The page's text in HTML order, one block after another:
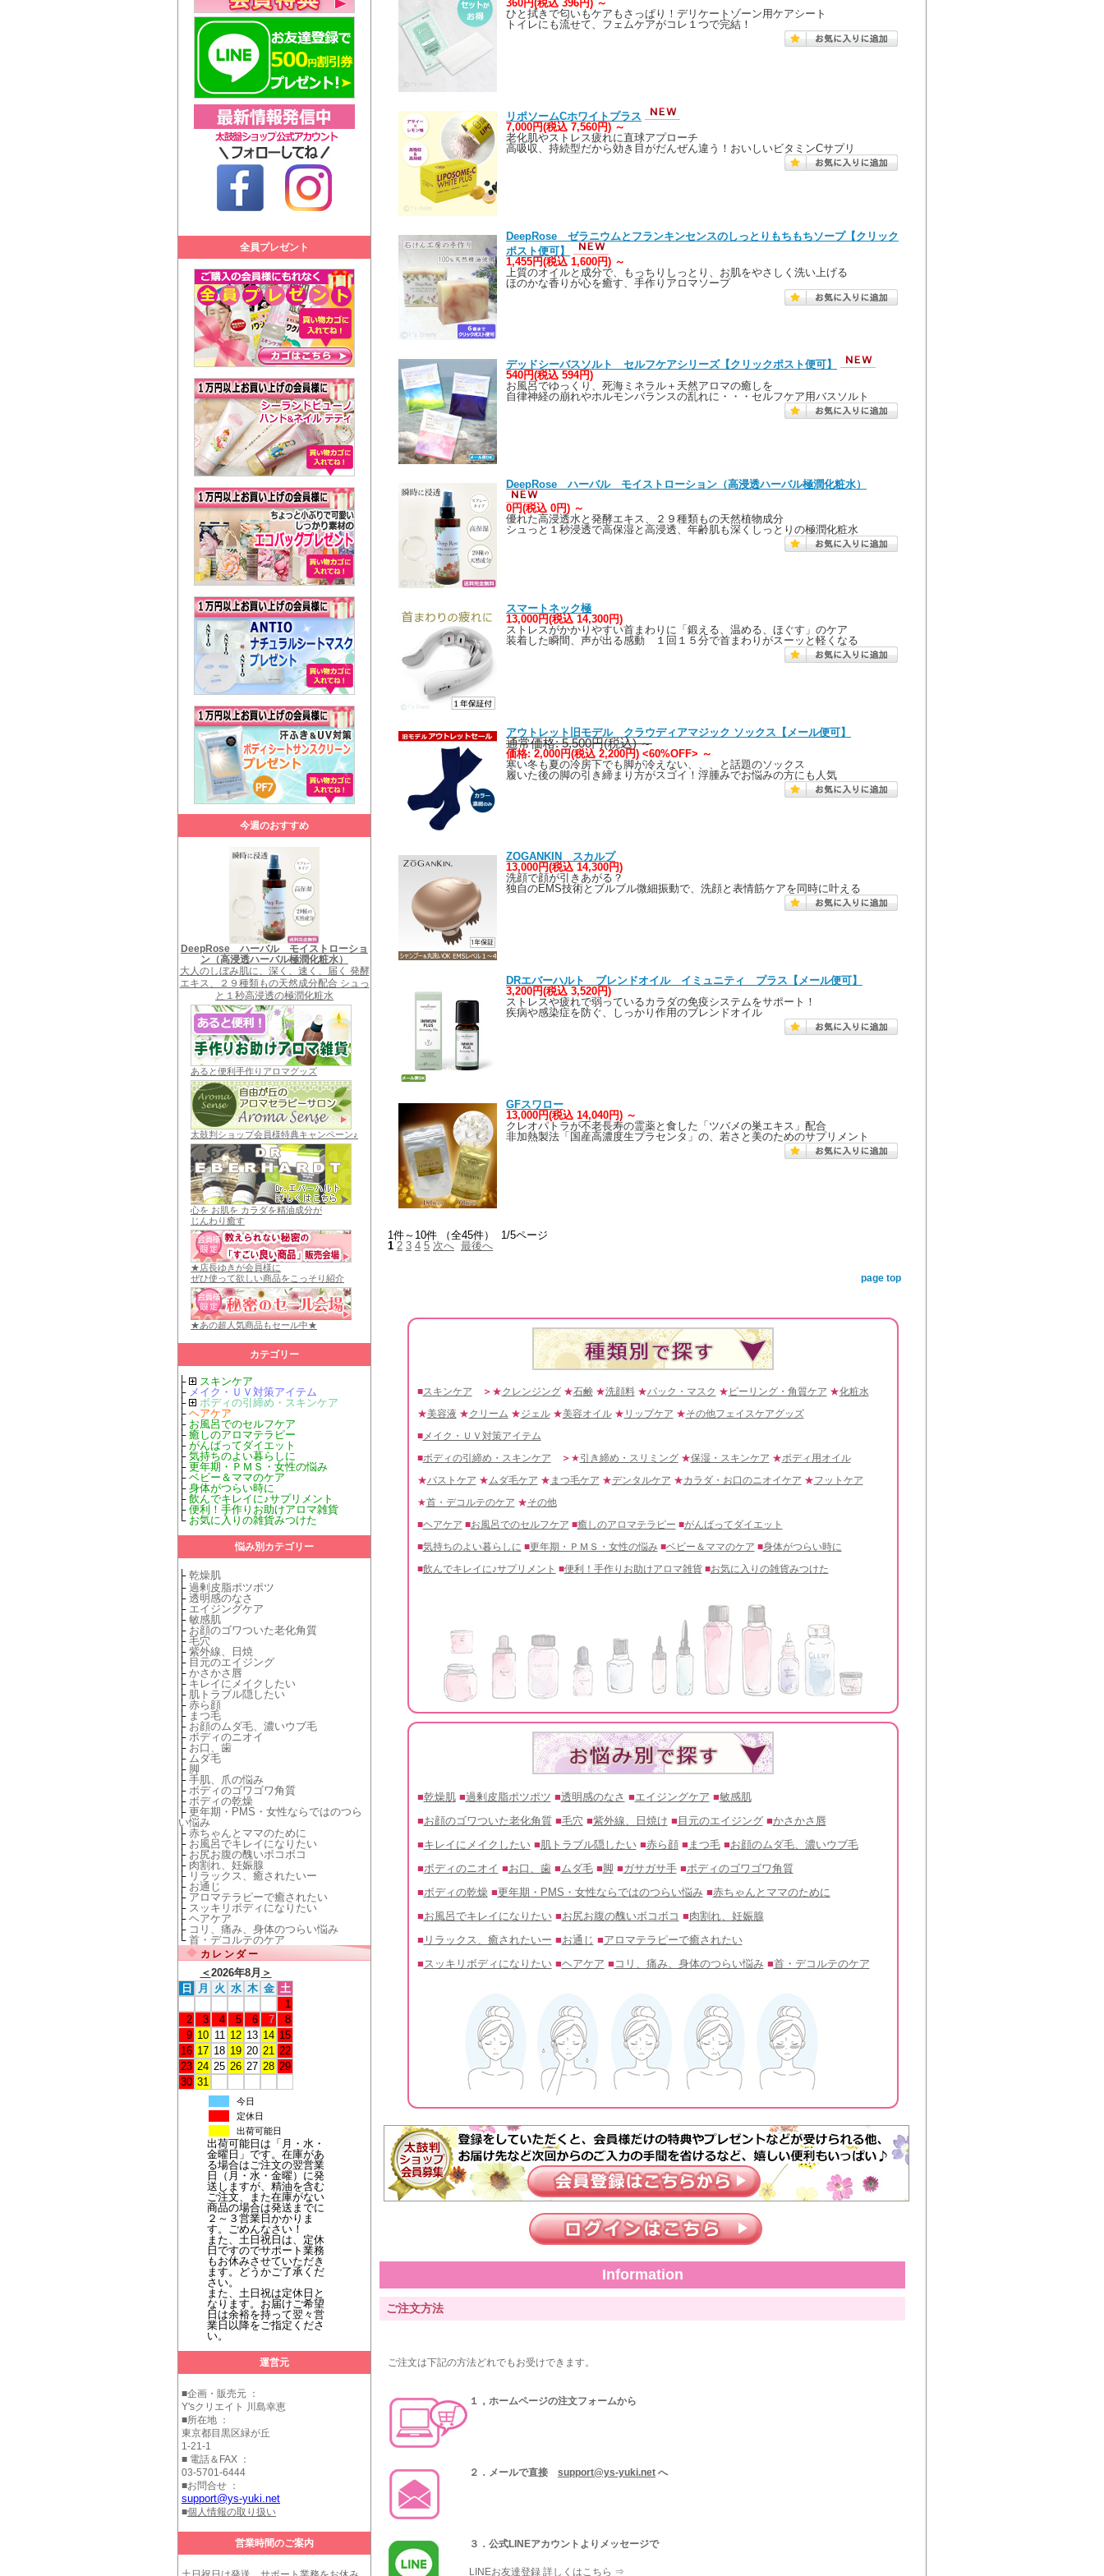
全員プレゼント
今週のおすすめ
DeepRose ハーバル モイストローショ
ン（高浸透ハーバル極潤化粧水）
大人のしぼみ肌に、深く、速く、届く 発酵
エキス、２９種類もの天然成分配合 シュっ
と１秒高浸透の極潤化粧水
あると便利手作りアロマグッズ
太鼓判ショップ会員様特典キャンペーン♪
心を お肌を カラダを精油成分が
じんわり癒す
★店長ゆきが会員様に
ぜひ使って欲しい商品をこっそり紹介
★あの超人気商品もセール中★
カテゴリー
├
スキンケア
├ メイク・ＵＶ対策アイテム
├
ボディの引締め・スキンケア
├ ヘアケア
├ お風呂でのセルフケア
├ 癒しのアロマテラピー
├ がんばってダイエット
├ 気持ちのよい暮らしに
├ 更年期・ＰＭＳ・女性の悩み
├ ベビー＆ママのケア
├ 身体がつらい時に
├ 飲んでキレイに♪サプリメント
├ 便利！手作りお助けアロマ雑貨
└ お気に入りの雑貨みつけた
悩み別カテゴリー
├ 乾燥肌
├ 過剰皮脂ポツポツ
├ 透明感のなさ
├ エイジングケア
├ 敏感肌
├ お顔のゴワついた老化角質
├ 毛穴
├ 紫外線、日焼
├ 目元のエイジング
├ かさかさ唇
├ キレイにメイクしたい
├ 肌トラブル隠したい
├ 赤ら顔
├ まつ毛
├ お顔のムダ毛、濃いウブ毛
├ ボディのニオイ
├ お口、歯
├ ムダ毛
├ 脚
├ 手肌、爪の悩み
├ ボディのゴワゴワ角質
├ ボディの乾燥
├ 更年期・PMS・女性ならではのつら
い悩み
├ 赤ちゃんとママのために
├ お風呂でキレイになりたい
├ お尻お腹の醜いボコボコ
├ 肉割れ、妊娠腺
├ リラックス、癒されたいー
├ お通じ
├ アロマテラピーで癒されたい
├ スッキリボディになりたい
├ ヘアケア
├ コリ、痛み、身体のつらい悩み
└ 首・デコルテのケア
カレンダー
＜2026年8月 ＞
日
月 火 水 木 金 土
1
2
3 4 5 6 7
8
9 10 11 12 13 14 15
16 17 18 19 20 21 22
23 24 25 26 27 28 29
30 31
今日
定休日
出荷可能日
出荷可能日は「月・水・
金曜日」です。在庫があ
る場合はご注文の翌営業
日（月・水・金曜）に発
送しますが、精油を含む
ご注文、また在庫がない
商品の場合は発送までに
２～３営業日かかりま
す。ごめんなさい！
また、土日祝日は、定休
日ですのでサポート業務
もお休みさせていただき
ます。どうかご了承くだ
さい。
また、土日祝は定休日と
なります。お届けご希望
日は余裕を持って翌々営
業日以降をご指定くださ
い。
運営元
■企画・販売元 ：
Y'sクリエイト 川島幸恵
■所在地 ：
東京都目黒区緑が丘
1-21-1
■ 電話＆FAX ：
03-5701-6444
■お問合せ ：
support@ys-yuki.net
■個人情報の取り扱い
営業時間のご案内
360円(税込 396円) ～
ひと拭きで匂いもケアもさっぱり！デリケートゾーン用ケアシート
トイレにも流せて、フェムケアがコレ１つで完結！
リポソームCホワイトプラス
7,000円(税込 7,560円) ～
老化肌やストレス疲れに直球アプローチ
高吸収、持続型だから効き目がだんぜん違う！おいしいビタミンCサプリ
DeepRose ゼラニウムとフランキンセンスのしっとりもちもちソープ【クリック
ポスト便可】
1,455円(税込 1,600円) ～
上質のオイルと成分で、もっちりしっとり、お肌をやさしく洗い上げる
ほのかな香りが心を癒す、手作りアロマソープ
デッドシーバスソルト セルフケアシリーズ【クリックポスト便可】
540円(税込 594円)
お風呂でゆっくり、死海ミネラル＋天然アロマの癒しを
自律神経の崩れやホルモンバランスの乱れに・・・セルフケア用バスソルト
DeepRose ハーバル モイストローション（高浸透ハーバル極潤化粧水）
0円(税込 0円) ～
優れた高浸透水と発酵エキス、２９種類もの天然植物成分
シュっと１秒浸透で高保湿と高浸透、年齢肌も深くしっとりの極潤化粧水
スマートネック極
13,000円(税込 14,300円)
ストレスがかかりやすい首まわりに「鍛える、温める、ほぐす」のケア
装着した瞬間、声が出る感動 １回１５分で首まわりがスーッと軽くなる
アウトレット旧モデル クラウディアマジック ソックス【メール便可】
通常価格: 5,500円(税込)～
価格: 2,000円(税込 2,200円) <60%OFF> ～
寒い冬も夏の冷房下でも脚が冷えない、、、と話題のソックス
履いた後の脚の引き締まり方がスゴイ！浮腫みでお悩みの方にも人気
ZOGANKIN スカルプ
13,000円(税込 14,300円)
洗顔で顔が引きあがる？
独自のEMS技術とブルブル微細振動で、洗顔と表情筋ケアを同時に叶える
DRエバーハルト ブレンドオイル イミュニティ プラス【メール便可】
3,200円(税込 3,520円)
ストレスや疲れで弱っているカラダの免疫システムをサポート！
疾病や感染症を防ぐ、しっかり作用のブレンドオイル
GFスワロー
13,000円(税込 14,040円) ～
クレオパトラが不老長寿の霊薬と食した「ツバメの巣エキス」配合
非加熱製法「国産高濃度生プラセンタ」の、若さと美のためのサプリメント
1件～10件 （全45件） 1/5ページ
1 2 3 4 5 次へ 最後へ
page top
■スキンケア ＞ ★クレンジング★石鹸★洗顔料★パック・マスク ★ ピーリング・角質ケア ★化粧水
★美容液 ★クリーム ★ジェル★美容オイル★ リップケア ★その他フェイスケアグッズ
■メイク・ＵＶ対策アイテム
■ボディの引締め・スキンケア ＞ ★引き締め・スリミング★保湿・スキンケア ★ボディ用オイル
★バストケア ★ムダ毛ケア ★ まつ毛ケア ★デンタルケア ★カラダ・お口のニオイケア ★フットケア
★首・デコルテのケア ★その他
■ヘアケア ■お風呂でのセルフケア ■癒しのアロマテラピー ■がんばってダイエット
■気持ちのよい暮らしに ■更年期・ＰＭＳ・女性の悩み■ベビー＆ママのケア ■身体がつらい時に
■飲んでキレイに♪サプリメント ■便利！手作りお助けアロマ雑貨■お気に入りの雑貨みつけた
■乾燥肌■過剰皮脂ポツポツ ■透明感のなさ ■ エイジングケア ■敏感肌
■お顔のゴワついた老化角質■毛穴 ■紫外線、日焼け ■ 目元のエイジング■かさかさ唇
■キレイにメイクしたい■ 肌トラブル隠したい■赤ら顔■ まつ毛■お顔のムダ毛、濃いウブ毛
■ボディのニオイ ■お口、歯■ ムダ毛■ 脚 ■ガサガサ手■ボディのゴワゴワ角質
■ボディの乾燥■更年期・PMS・女性ならではのつらい悩み■赤ちゃんとママのために
■お風呂でキレイになりたい■お尻お腹の醜いボコボコ ■肉割れ、妊娠腺
■ リラックス、癒されたいー ■お通じ ■アロマテラピーで癒されたい
■ スッキリボディになりたい■ヘアケア ■ コリ、痛み、身体のつらい悩み■首・デコルテのケア
Information
ご注文方法
ご注文は下記の方法どれでもお受けできます。
１，ホームページの注文フォームから
２．メールで直接 support@ys-yuki.net へ
３．公式LINEアカウントよりメッセージで
LINEお友達登録 詳しくはこちら ⇒